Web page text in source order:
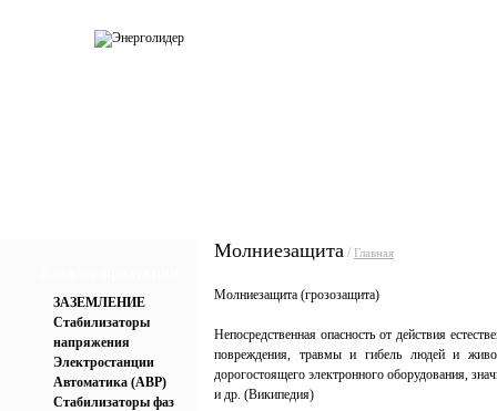
ЗАЗЕМЛЕНИЕ
Стабилизаторы
напряжения
Электростанции
Автоматика (АВР)
Стабилизаторы фаз
Молниезащита / Главная
Молниезащита (грозозащита)
Непосредственная опасность от действия
повреждения, травмы и гибель людей и
дорогостоящего электронного оборудования,
и др. (Википедия)